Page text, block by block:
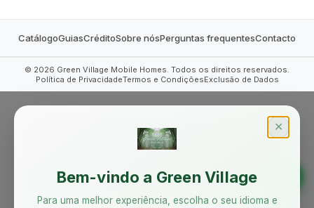
CatálogoGuiasCréditoSobre nósPerguntas frequentesContacto
© 2026 Green Village Mobile Homes. Todos os direitos reservados.
Política de PrivacidadeTermos e CondiçõesExclusão de Dados
✕
Bem-vindo a Green Village
Para uma melhor experiência, escolha o seu idioma e